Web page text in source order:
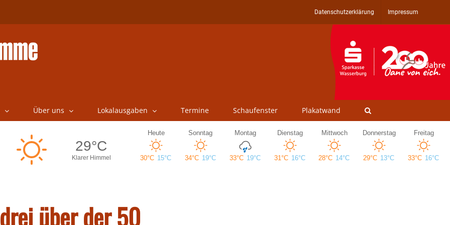
Datenschutzerklärung Impressum
Über uns Lokalausgaben Termine Schaufenster Plakatwand
über der 50